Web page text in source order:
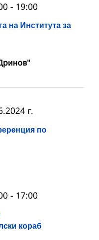
на Института за
- 19:00
по
г.
кораб
- 17:00